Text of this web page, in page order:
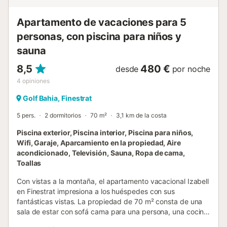
Apartamento de vacaciones para 5
personas, con piscina para niños y
sauna
8,5
4 opiniones
desde 480 € por noche
Golf Bahia, Finestrat
5 pers. 2 dormitorios 70 m² 3,1 km de la costa
Piscina exterior, Piscina interior, Piscina para niños,
Wifi, Garaje, Aparcamiento en la propiedad, Aire
acondicionado, Televisión, Sauna, Ropa de cama,
Toallas
Con vistas a la montaña, el apartamento vacacional Izabell
en Finestrat impresiona a los huéspedes con sus
fantásticas vistas. La propiedad de 70 m² consta de una
sala de estar con sofá cama para una persona, una cocina